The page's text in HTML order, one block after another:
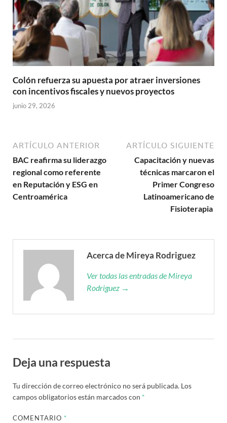
Colón refuerza su apuesta por atraer inversiones
con incentivos fiscales y nuevos proyectos
junio 29, 2026
ARTÍCULO ANTERIOR
BAC reafirma su liderazgo
regional como referente
en Reputación y ESG en
Centroamérica
ARTÍCULO SIGUIENTE
Capacitación y nuevas
técnicas marcaron el
Primer Congreso
Latinoamericano de
Fisioterapia
Acerca de Mireya Rodriguez
Ver todas las entradas de Mireya
Rodriguez →
Deja una respuesta
Tu dirección de correo electrónico no será publicada. Los
campos obligatorios están marcados con *
COMENTARIO *